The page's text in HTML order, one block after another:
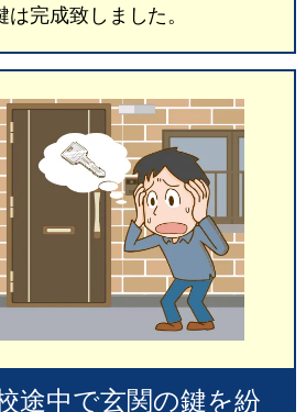
完成致しました。
途中で玄関の鍵を紛